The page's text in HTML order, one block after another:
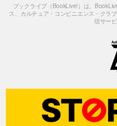
ブックライブ（BookLive!）は、
ス、カルチュア・コンビニエンス・クラ
信サー